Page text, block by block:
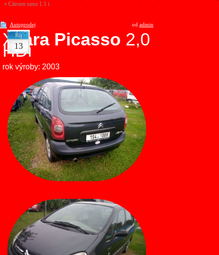
« Citroen saxo 1.1 i
Říj
13
Autoprodej od admin
Xsara Picasso 2,0
HDi
rok výroby: 2003